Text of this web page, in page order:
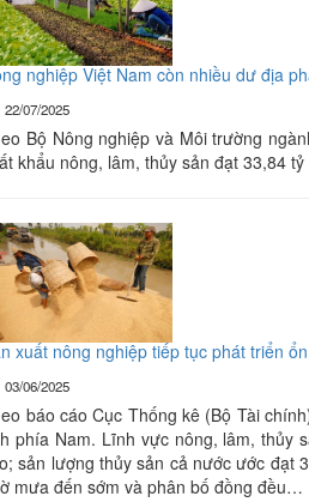
nghiệp Việt Nam còn nhiều dư địa
07/2025
Bộ Nông nghiệp và Môi trường
khẩu nông, lâm, thủy sản đạt 33,84
xuất nông nghiệp tiếp tục phát triển
06/2025
báo cáo Cục Thống kê (Bộ Tài
phía Nam. Lĩnh vực nông, lâm, thủy
sản lượng thủy sản cả nước ước đạt
mưa đến sớm và phân bố đồng đều…